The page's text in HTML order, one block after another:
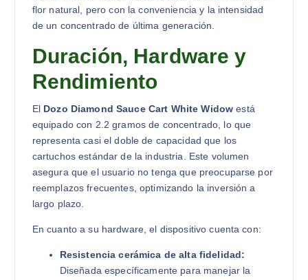
flor natural, pero con la conveniencia y la intensidad
de un concentrado de última generación.
Duración, Hardware y
Rendimiento
El Dozo Diamond Sauce Cart White Widow está
equipado con 2.2 gramos de concentrado, lo que
representa casi el doble de capacidad que los
cartuchos estándar de la industria. Este volumen
asegura que el usuario no tenga que preocuparse por
reemplazos frecuentes, optimizando la inversión a
largo plazo.
En cuanto a su hardware, el dispositivo cuenta con:
Resistencia cerámica de alta fidelidad:
Diseñada específicamente para manejar la